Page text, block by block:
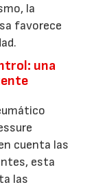
la
favorece
una
cuenta las
esta
las